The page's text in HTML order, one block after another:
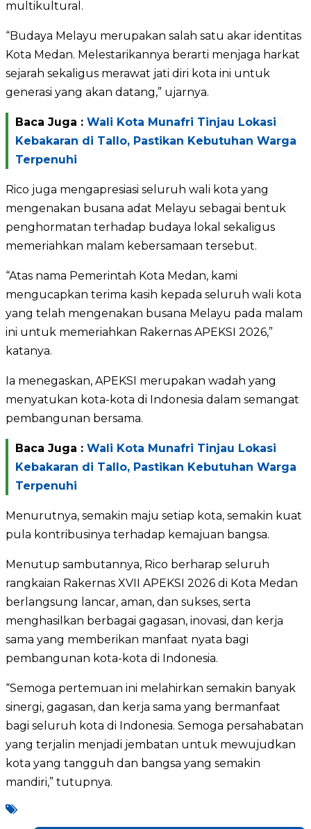
multikultural.
“Budaya Melayu merupakan salah satu akar identitas
Kota Medan. Melestarikannya berarti menjaga harkat
sejarah sekaligus merawat jati diri kota ini untuk
generasi yang akan datang,” ujarnya.
Baca Juga : Wali Kota Munafri Tinjau Lokasi
Kebakaran di Tallo, Pastikan Kebutuhan Warga
Terpenuhi
Rico juga mengapresiasi seluruh wali kota yang
mengenakan busana adat Melayu sebagai bentuk
penghormatan terhadap budaya lokal sekaligus
memeriahkan malam kebersamaan tersebut.
“Atas nama Pemerintah Kota Medan, kami
mengucapkan terima kasih kepada seluruh wali kota
yang telah mengenakan busana Melayu pada malam
ini untuk memeriahkan Rakernas APEKSI 2026,”
katanya.
Ia menegaskan, APEKSI merupakan wadah yang
menyatukan kota-kota di Indonesia dalam semangat
pembangunan bersama.
Baca Juga : Wali Kota Munafri Tinjau Lokasi
Kebakaran di Tallo, Pastikan Kebutuhan Warga
Terpenuhi
Menurutnya, semakin maju setiap kota, semakin kuat
pula kontribusinya terhadap kemajuan bangsa.
Menutup sambutannya, Rico berharap seluruh
rangkaian Rakernas XVII APEKSI 2026 di Kota Medan
berlangsung lancar, aman, dan sukses, serta
menghasilkan berbagai gagasan, inovasi, dan kerja
sama yang memberikan manfaat nyata bagi
pembangunan kota-kota di Indonesia.
“Semoga pertemuan ini melahirkan semakin banyak
sinergi, gagasan, dan kerja sama yang bermanfaat
bagi seluruh kota di Indonesia. Semoga persahabatan
yang terjalin menjadi jembatan untuk mewujudkan
kota yang tangguh dan bangsa yang semakin
mandiri,” tutupnya.